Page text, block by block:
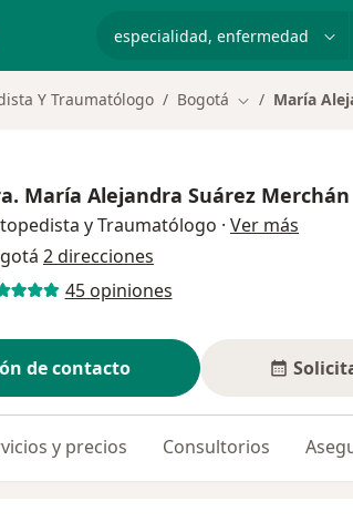
Y Traumatólogo Bogotá Cambiar de
María
María Alejandra Suárez Merchán
y Traumatólogo · Ver más
2 direcciones
45 opiniones
de contacto
y precios Consultorios